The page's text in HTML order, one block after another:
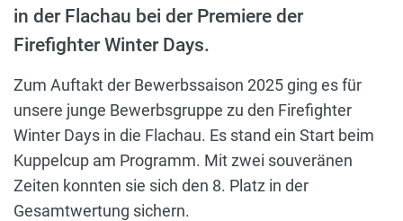
in der Flachau bei der Premiere der
Firefighter Winter Days.
Zum Auftakt der Bewerbssaison 2025 ging es für
unsere junge Bewerbsgruppe zu den Firefighter
Winter Days in die Flachau. Es stand ein Start beim
Kuppelcup am Programm. Mit zwei souveränen
Zeiten konnten sie sich den 8. Platz in der
Gesamtwertung sichern.